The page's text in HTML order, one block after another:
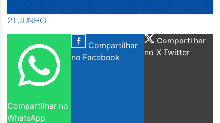
21 JUNHO
Compartilhar no
WhatsApp
Compartilhar
no Facebook
Compartilhar
no X Twitter